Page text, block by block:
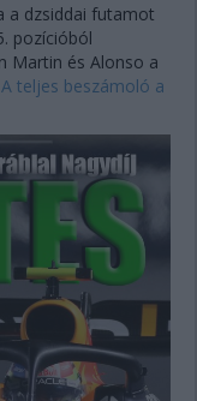
a dzsiddai futamot
pozícióból
Martin és Alonso a
A teljes beszámoló a